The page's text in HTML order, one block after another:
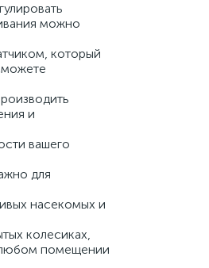
можно
который
и
вашего
для
насекомых и
колесиках,
любом помещении